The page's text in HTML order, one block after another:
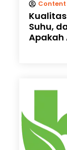
Content
Suhu,
Apakah